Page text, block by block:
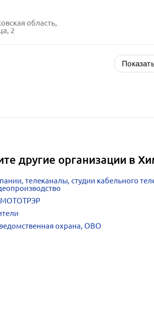
область,
2
другие организации в
телеканалы, студии кабельного
охрана, ОВО